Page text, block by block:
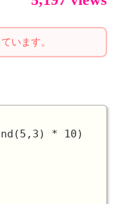
います。
* 10)